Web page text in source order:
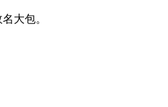
大包。